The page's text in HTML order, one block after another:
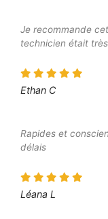
Je recommande
technicien était
Ethan C
Rapides et
délais
Léana L